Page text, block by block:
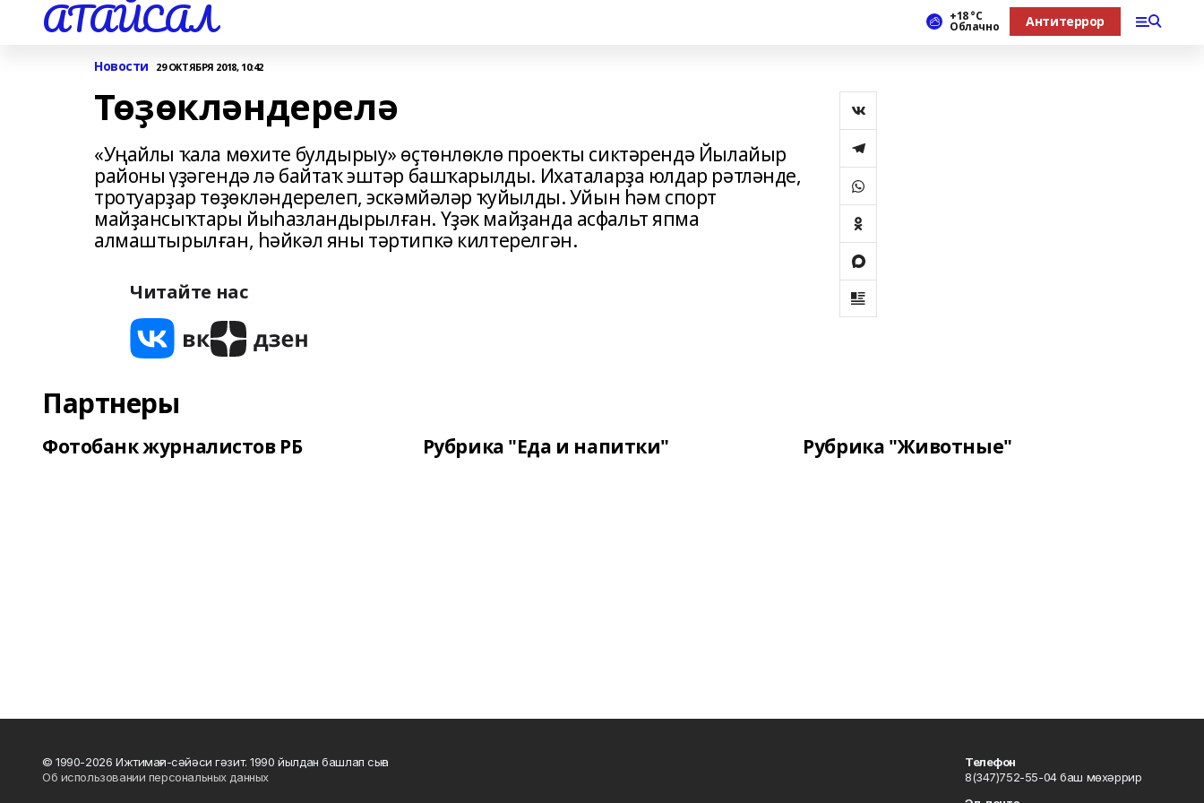
АТАЙСАЛ +18 °С
Облачно Антитеррор
Новости 29 ОКТЯБРЯ 2018, 10:42
Төҙөкләндерелә
«Уңайлы ҡала мөхите булдырыу» өҫтөнлөклө проекты сиктәрендә Йылайыр
районы үҙәгендә лә байтаҡ эштәр башҡарылды. Ихаталарҙа юлдар рәтләнде,
тротуарҙар төҙөкләндерелеп, эскәмйәләр ҡуйылды. Уйын һәм спорт
майҙансыҡтары йыһазландырылған. Үҙәк майҙанда асфальт япма
алмаштырылған, һәйкәл яны тәртипкә килтерелгән.
Читайте нас
Партнеры
Фотобанк журналистов РБ Рубрика "Еда и напитки" Рубрика "Животные"
© 1990-2026 Ижтимағи-сәйәси гәзит. 1990 йылдан башлап сыға
Об использовании персональных данных
Телефон
8(347)752-55-04 баш мөхәррир